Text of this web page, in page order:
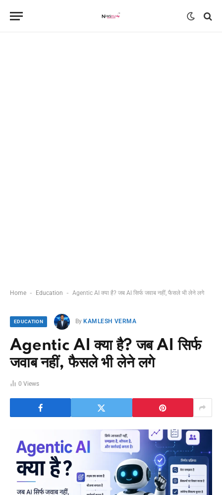
Home - Education - Agentic AI क्या है? जब AI सिर्फ जवाब नहीं, फैसले भी लेने लगे
EDUCATION By KAMLESH VERMA
Agentic AI क्या है? जब AI सिर्फ
जवाब नहीं, फैसले भी लेने लगे
0 Views